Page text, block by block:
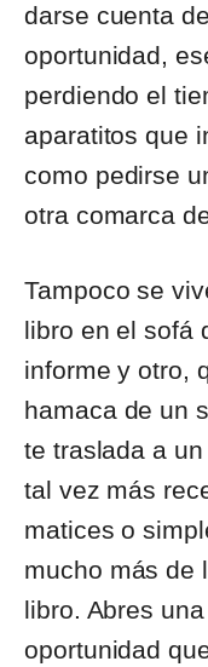
darse cuenta
oportunidad,
perdiendo el
aparatitos que
como pedirse
otra comarca
Tampoco se
libro en el sofá
informe y otro,
hamaca de un
te traslada a
tal vez más
matices o
mucho más de
libro. Abres
oportunidad